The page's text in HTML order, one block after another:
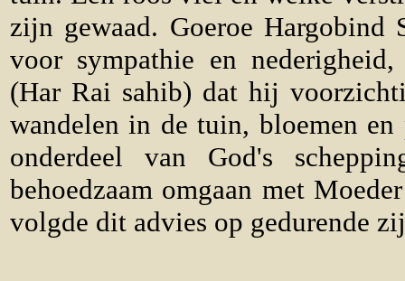
zijn gewaad. Goeroe Hargobind
voor sympathie en
(Har Rai sahib) dat hij
wandelen in de tuin, bloemen
onderdeel van God's
behoedzaam omgaan met
volgde dit advies op gedurende